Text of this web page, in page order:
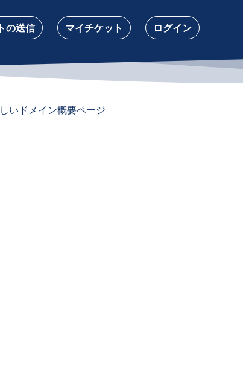
の送信 マイチケット ログイン
いドメイン概要ページ